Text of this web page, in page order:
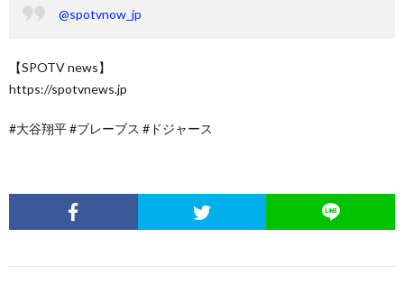
@spotvnow_jp
【SPOTV news】
https://spotvnews.jp
#大谷翔平 #ブレーブス #ドジャース